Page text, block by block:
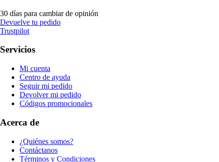
30 días para cambiar de opinión
Devuelve tu pedido
Trustpilot
Servicios
Mi cuenta
Centro de ayuda
Seguir mi pedido
Devolver mi pedido
Códigos promocionales
Acerca de
¿Quiénes somos?
Contáctanos
Términos y Condiciones